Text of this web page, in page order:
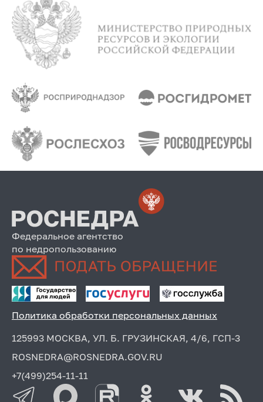
Федеральное агентство
по недропользованию
Политика обработки персональных данных
125993 МОСКВА, УЛ. Б. ГРУЗИНСКАЯ, 4/6, ГСП-3
ROSNEDRA@ROSNEDRA.GOV.RU
+7(499)254-11-11